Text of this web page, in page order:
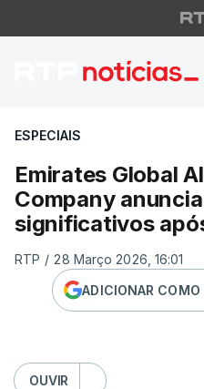
Emirates
ESPECIAIS
Emirates Global
Company
significativos
RTP / 28 Março 2026, 16:01
ADICIONAR
OUVIR